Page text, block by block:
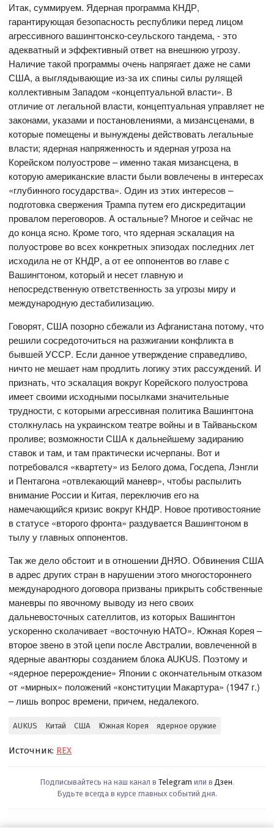
Итак, суммируем. Ядерная программа КНДР,
гарантирующая безопасность республики перед лицом
агрессивного вашингтонско-сеульского тандема, - это
адекватный и эффективный ответ на внешнюю угрозу.
Наличие такой программы очень напрягает даже не сами
США, а выглядывающие из-за их спины силы рулящей
коллективным Западом «концептуальной власти». В
отличие от легальной власти, концептуальная управляет не
законами, указами и постановлениями, а мизансценами, в
которые помещены и вынуждены действовать легальные
власти; ядерная напряженность и ядерная угроза на
Корейском полуострове – именно такая мизансцена, в
которую американские власти были вовлечены в интересах
«глубинного государства». Один из этих интересов –
подготовка свержения Трампа путем его дискредитации
провалом переговоров. А остальные? Многое и сейчас не
до конца ясно. Кроме того, что ядерная эскалация на
полуострове во всех конкретных эпизодах последних лет
исходила не от КНДР, а от ее оппонентов во главе с
Вашингтоном, который и несет главную и
непосредственную ответственность за угрозы миру и
международную дестабилизацию.
Говорят, США позорно сбежали из Афганистана потому, что
решили сосредоточиться на разжигании конфликта в
бывшей УССР. Если данное утверждение справедливо,
ничто не мешает нам продлить логику этих рассуждений. И
признать, что эскалация вокруг Корейского полуострова
имеет своими исходными посылками значительные
трудности, с которыми агрессивная политика Вашингтона
столкнулась на украинском театре войны и в Тайваньском
проливе; возможности США к дальнейшему задиранию
ставок и там, и там практически исчерпаны. Вот и
потребовался «квартету» из Белого дома, Госдепа, Лэнгли
и Пентагона «отвлекающий маневр», чтобы распылить
внимание России и Китая, переключив его на
намечающийся кризис вокруг КНДР. Новое противостояние
в статусе «второго фронта» раздувается Вашингтоном в
тылу у главных оппонентов.
Так же дело обстоит и в отношении ДНЯО. Обвинения США
в адрес других стран в нарушении этого многостороннего
международного договора призваны прикрыть собственные
маневры по явочному выводу из него своих
дальневосточных сателлитов, из которых Вашингтон
ускоренно сколачивает «восточную НАТО». Южная Корея –
второе звено в этой цепи после Австралии, вовлеченной в
ядерные авантюры созданием блока AUKUS. Поэтому и
«ядерное перерождение» Японии с окончательным отказом
от «мирных» положений «конституции Макартура» (1947 г.)
– лишь вопрос времени, причем, недалекого.
AUKUS Китай США Южная Корея ядерное оружие
Источник: REX
Подписывайтесь на наш канал в Telegram или в Дзен.
Будьте всегда в курсе главных событий дня.